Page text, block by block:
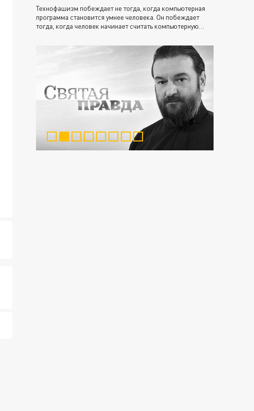
Технофашизм побеждает не тогда, когда компьютерная
программа становится умнее человека. Он побеждает
тогда, когда человек начинает считать компьютерную